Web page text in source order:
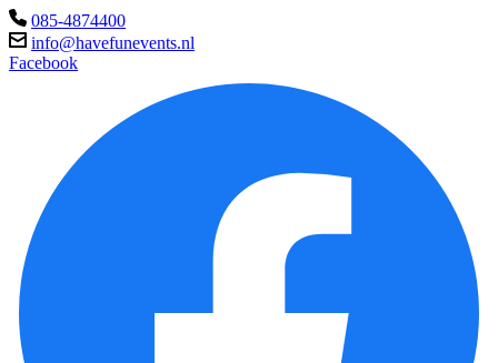
085-4874400
info@havefunevents.nl
Facebook